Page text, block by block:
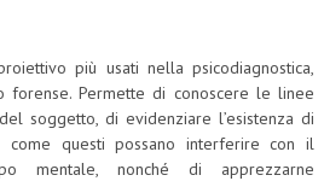
più usati nella psicodiagnostica,
forense. Permette di conoscere le linee
soggetto, di evidenziare l’esistenza di
come questi possano interferire con il
mentale, nonché di apprezzarne